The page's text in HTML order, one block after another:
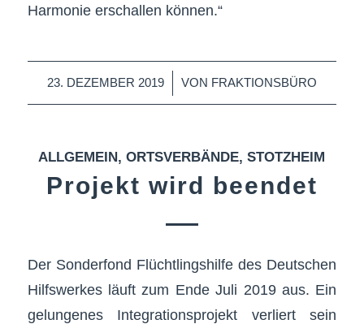
Harmonie erschallen können.“
23. DEZEMBER 2019
/ VON FRAKTIONSBÜRO
ALLGEMEIN,ORTSVERBÄNDE,STOTZHEIM
Projekt wird beendet
Der Sonderfond Flüchtlingshilfe des Deutschen
Hilfswerkes läuft zum Ende Juli 2019 aus. Ein
gelungenes Integrationsprojekt verliert sein